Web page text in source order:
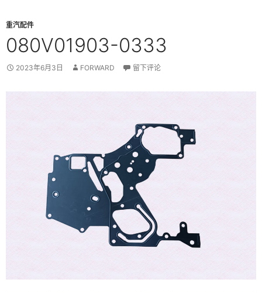
重汽配件
080V01903-0333
2023年6月3日 FORWARD 留下评论